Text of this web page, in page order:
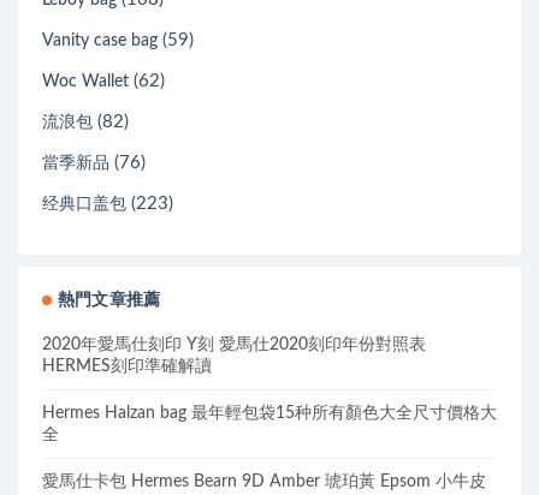
Vanity case bag (59)
Woc Wallet (62)
流浪包 (82)
當季新品 (76)
经典口盖包 (223)
熱門文章推薦
2020年愛馬仕刻印 Y刻 愛馬仕2020刻印年份對照表
HERMES刻印準確解讀
Hermes Halzan bag 最年輕包袋15种所有顏色大全尺寸價格大
全
愛馬仕卡包 Hermes Bearn 9D Amber 琥珀黃 Epsom 小牛皮